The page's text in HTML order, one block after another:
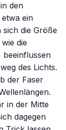
den
ein
die Größe
die
beeinflussen
des Lichts.
der Faser
in der Mitte
dagegen